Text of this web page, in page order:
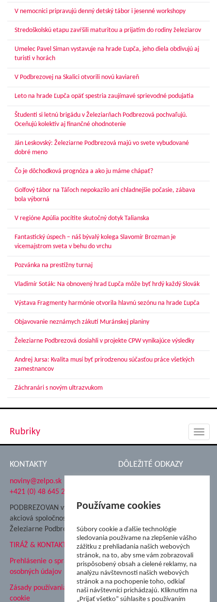
V nemocnici pripravujú denný detský tábor i jesenné workshopy
Stredoškolskú etapu zavŕšili maturitou a prijatím do rodiny železiarov
Umelec Pavel Siman vystavuje na hrade Ľupča, jeho diela obdivujú aj
turisti v horách
V Podbrezovej na Skalici otvorili novú kaviareň
Leto na hrade Ľupča opäť spestria zaujímavé sprievodné podujatia
Študenti si letnú brigádu v Železiarňach Podbrezová pochvaľujú.
Oceňujú kolektív aj finančné ohodnotenie
Ján Leskovský: Železiarne Podbrezová majú vo svete vybudované
dobré meno
Čo je dôchodková prognóza a ako ju máme chápať?
Golfový tábor na Táľoch nepokazilo ani chladnejšie počasie, zábava
bola výborná
V regióne Apúlia pocítite skutočný dotyk Talianska
Fantastický úspech – náš bývalý kolega Slavomír Brozman je
vicemajstrom sveta v behu do vrchu
Pozvánka na prestížny turnaj
Vladimír Soták: Na obnovený hrad Ľupča môže byť hrdý každý Slovák
Výstava Fragmenty harmónie otvorila hlavnú sezónu na hrade Ľupča
Objavovanie neznámych zákutí Muránskej planiny
Železiarne Podbrezová dosiahli v projekte CPW vynikajúce výsledky
Andrej Jursa: Kvalita musí byť prirodzenou súčasťou práce všetkých
zamestnancov
Záchranári s novým ultrazvukom
Rubriky
KONTAKTY
noviny@zelpo.sk
+421 (0) 48 645 2711
PODBREZOVAN vydáva
akciová spoločnosť
Železiarne Podbrezová
TIRÁŽ & KONTAKT
Prehlásenie o spracovaní
osobných údajov
Zásady používania súborov
cookie
DÔLEŽITÉ ODKAZY
Nadácia Železiarne
ŽP Informatika s.r.o.
ŠK Železiarne Podbrezová
Tále a.s.
Používame cookies
Súbory cookie a ďalšie technológie
sledovania používame na zlepšenie vášho
zážitku z prehliadania našich webových
stránok, na to, aby sme vám zobrazovali
prispôsobený obsah a cielené reklamy, na
analýzu návštevnosti našich webových
stránok a na pochopenie toho, odkiaľ
naši návštevníci prichádzajú. Kliknutím na
„Prijať všetko” súhlasíte s používaním